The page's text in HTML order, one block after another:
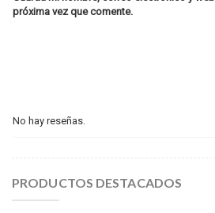
próxima vez que comente.
No hay reseñas.
PRODUCTOS DESTACADOS